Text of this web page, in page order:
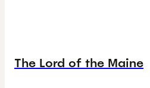
The Lord of the Maine